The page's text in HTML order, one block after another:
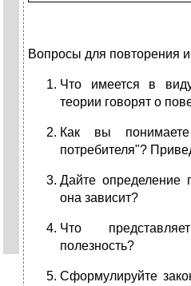
Вопросы для повторения
Что имеется в
теории говорят о
Как вы
потребителя"?
Дайте определение
она зависит?
Что
полезность?
Сформулируйте